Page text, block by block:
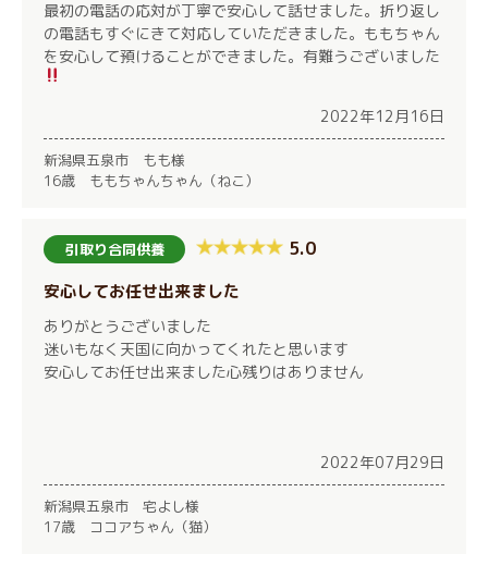
最初の電話の応対が丁寧で安心して話せました。折り返し
の電話もすぐにきて対応していただきました。ももちゃん
を安心して預けることができました。有難うございました
2022年12月16日
新潟県五泉市 もも様
16歳 ももちゃんちゃん（ねこ）
引取り合同供養 5.0
安心してお任せ出来ました
ありがとうございました
迷いもなく天国に向かってくれたと思います
安心してお任せ出来ました心残りはありません
2022年07月29日
新潟県五泉市 宅よし様
17歳 ココアちゃん（猫）